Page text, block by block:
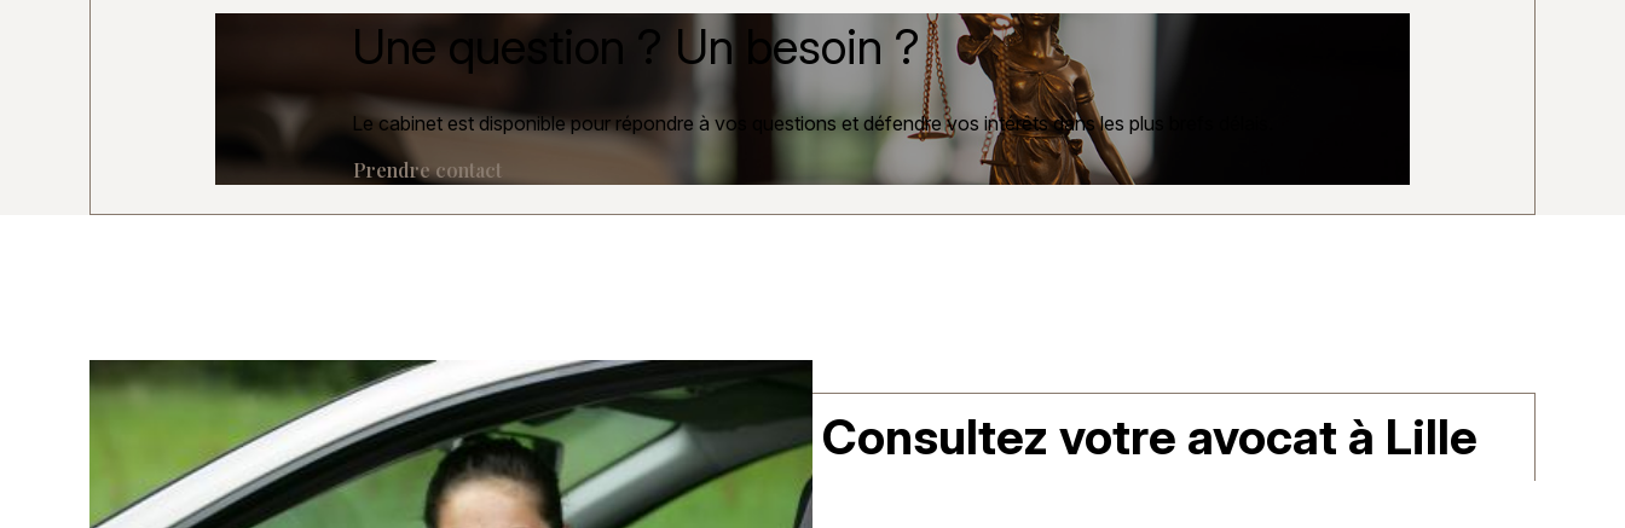
Une question ? Un besoin ?
Le cabinet est disponible pour répondre à vos questions et défendre vos intérêts dans les plus brefs délais.
Prendre contact
Consultez votre avocat à Lille